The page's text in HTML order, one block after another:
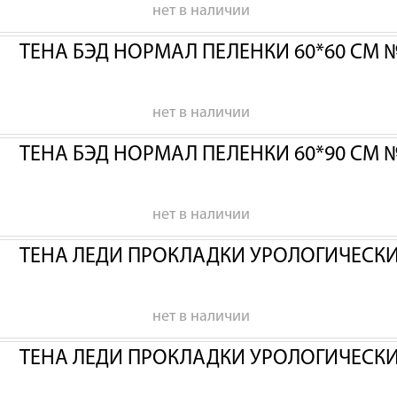
нет в наличии
ТЕНА БЭД НОРМАЛ ПЕЛЕНКИ 60*60 СМ
нет в наличии
ТЕНА БЭД НОРМАЛ ПЕЛЕНКИ 60*90 СМ
нет в наличии
ТЕНА ЛЕДИ ПРОКЛАДКИ
нет в наличии
ТЕНА ЛЕДИ ПРОКЛАДКИ